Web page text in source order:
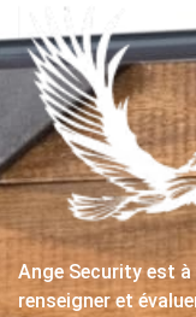
Ange Security est
renseigner et